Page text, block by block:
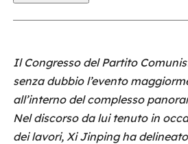
Il Congresso del Partito
senza dubbio l’evento
all’interno del complesso
Nel discorso da lui tenuto in
dei lavori, Xi Jinping ha